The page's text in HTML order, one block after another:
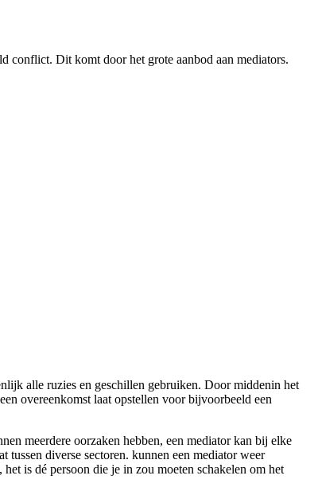
conflict. Dit komt door het grote aanbod aan mediators.
alle ruzies en geschillen gebruiken. Door middenin het
overeenkomst laat opstellen voor bijvoorbeeld een
meerdere oorzaken hebben, een mediator kan bij elke
tussen diverse sectoren. kunnen een mediator weer
is dé persoon die je in zou moeten schakelen om het